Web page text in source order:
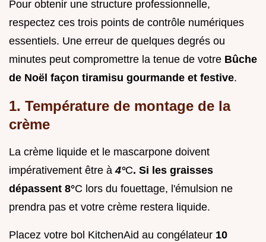
Pour obtenir une structure professionnelle,
respectez ces trois points de contrôle numériques
essentiels. Une erreur de quelques degrés ou
minutes peut compromettre la tenue de votre Bûche
de Noël façon tiramisu gourmande et festive.
1. Température de montage de la
crème
La crème liquide et le mascarpone doivent
impérativement être à4°C. Si les graisses
dépassent 8°C lors du fouettage, l'émulsion ne
prendra pas et votre crème restera liquide.
Placez votre bol KitchenAid au congélateur 10